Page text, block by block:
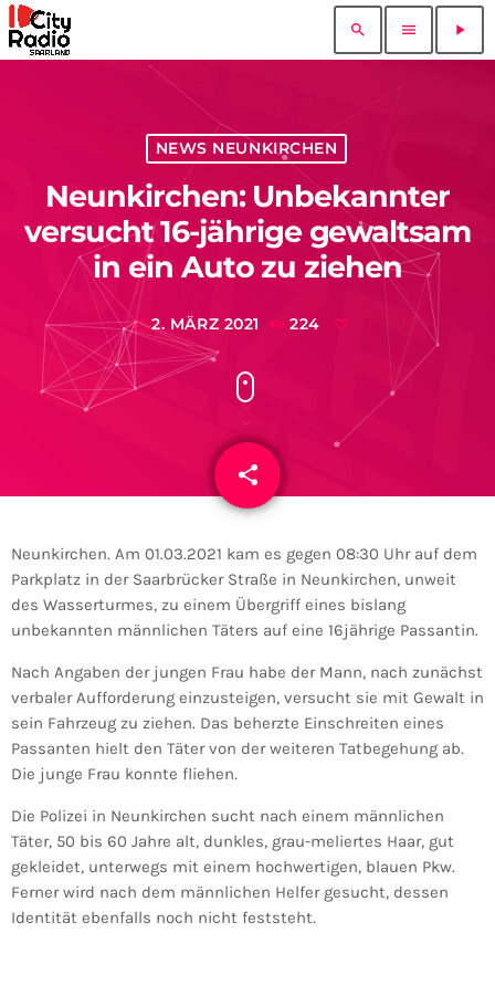
search menu play_arrow
NEWS NEUNKIRCHEN
Neunkirchen: Unbekannter
versucht 16-jährige gewaltsam
in ein Auto zu ziehen
today 2. MÄRZ 2021 224
share
email
Neunkirchen. Am 01.03.2021 kam es gegen 08:30 Uhr auf dem
Parkplatz in der Saarbrücker Straße in Neunkirchen, unweit
des Wasserturmes, zu einem Übergriff eines bislang
unbekannten männlichen Täters auf eine 16jährige Passantin.
Nach Angaben der jungen Frau habe der Mann, nach zunächst
verbaler Aufforderung einzusteigen, versucht sie mit Gewalt in
sein Fahrzeug zu ziehen. Das beherzte Einschreiten eines
Passanten hielt den Täter von der weiteren Tatbegehung ab.
Die junge Frau konnte fliehen.
Die Polizei in Neunkirchen sucht nach einem männlichen
Täter, 50 bis 60 Jahre alt, dunkles, grau-meliertes Haar, gut
gekleidet, unterwegs mit einem hochwertigen, blauen Pkw.
Ferner wird nach dem männlichen Helfer gesucht, dessen
Identität ebenfalls noch nicht feststeht.